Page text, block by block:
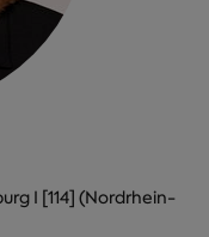
I [114] (Nordrhein-